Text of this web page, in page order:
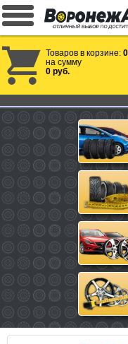
Товаров в корзине: 0
на сумму
0 руб.